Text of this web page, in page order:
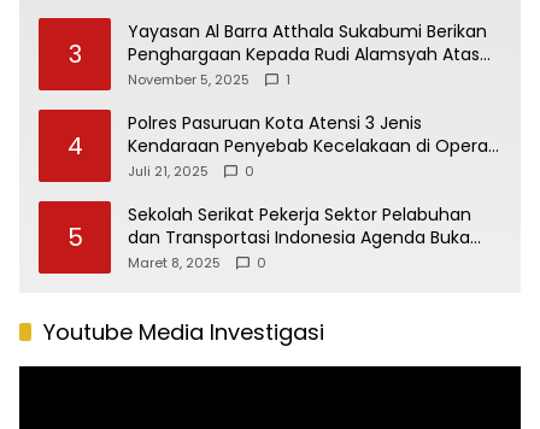
3
Yayasan Al Barra Atthala Sukabumi Berikan
Penghargaan Kepada Rudi Alamsyah Atas
Kontribusi Sosial dan Kemasyarakatan
November 5, 2025 1
4
Polres Pasuruan Kota Atensi 3 Jenis
Kendaraan Penyebab Kecelakaan di Operasi
Patuh Semeru 2025
Juli 21, 2025 0
5
Sekolah Serikat Pekerja Sektor Pelabuhan
dan Transportasi Indonesia Agenda Buka
Puasa Bersama
Maret 8, 2025 0
Youtube Media Investigasi